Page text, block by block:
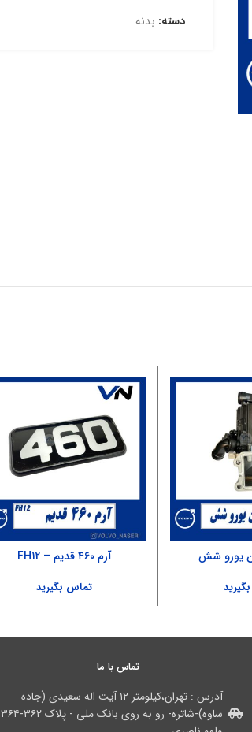
دسته: بدنه
یورو شش آرم ۴۶۰ قدیم – FH12
تماس بگیرید
تماس با ما
آدرس : تهران،کیلومتر ۱۲ آیت اله سعیدی (جاده
ساوه)-شاتره- رو به روی بانک ملی - پلاک ۳۶۲-۳۶۴